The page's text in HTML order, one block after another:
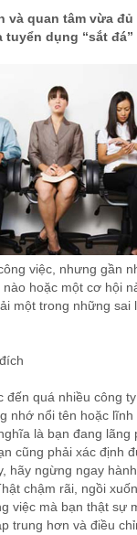
và quan tâm vừa đủ
dụng “sắt đá”
việc, nhưng gần
hoặc một cơ hội
một trong những sai
đến quá nhiều công
nhớ nổi tên hoặc
là bạn đang lãng
cũng phải xác định
hãy ngừng ngay
chậm rãi, ngồi
việc mà bạn thật sự
trung hơn và điều